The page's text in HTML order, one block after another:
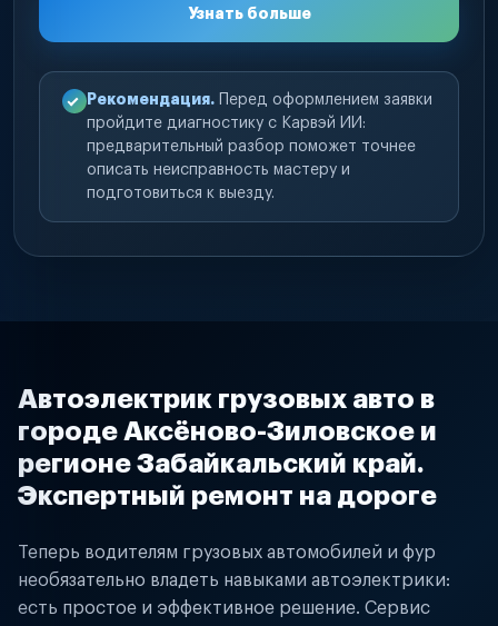
Узнать больше
Рекомендация. Перед оформлением заявки
пройдите диагностику с Карвэй ИИ:
предварительный разбор поможет точнее
описать неисправность мастеру и
подготовиться к выезду.
Автоэлектрик грузовых авто в
городе Аксёново-Зиловское и
регионе Забайкальский край.
Экспертный ремонт на дороге
Теперь водителям грузовых автомобилей и фур
необязательно владеть навыками автоэлектрики:
есть простое и эффективное решение. Сервис